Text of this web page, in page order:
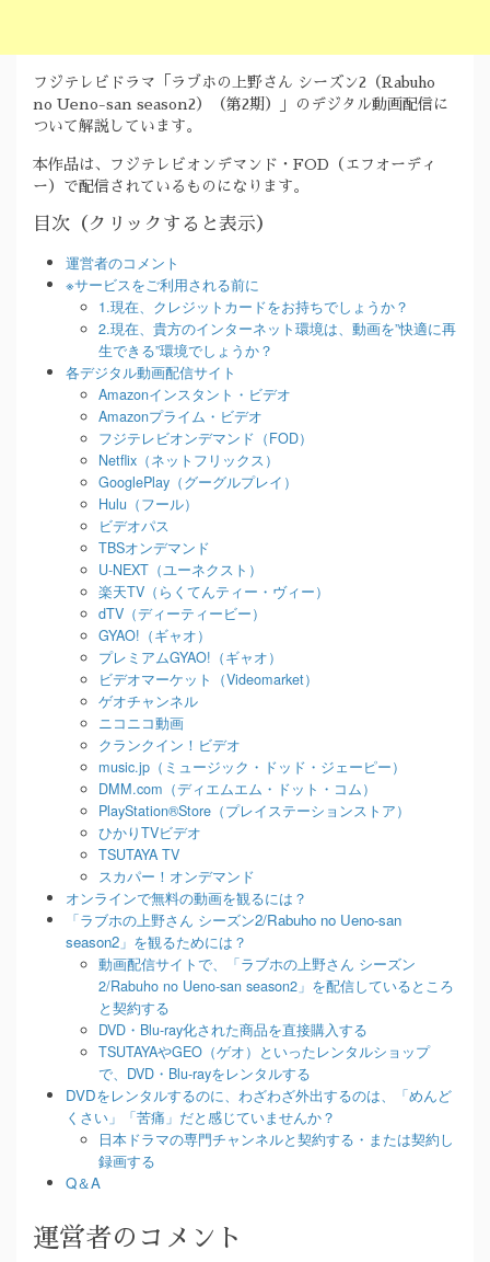
フジテレビドラマ「ラブホの上野さん シーズン2（Rabuho
no Ueno-san season2）（第2期）」のデジタル動画配信に
ついて解説しています。
本作品は、フジテレビオンデマンド・FOD（エフオーディ
ー）で配信されているものになります。
目次（クリックすると表示）
運営者のコメント
※サービスをご利用される前に
1.現在、クレジットカードをお持ちでしょうか？
2.現在、貴方のインターネット環境は、動画を”快適に再
生できる”環境でしょうか？
各デジタル動画配信サイト
Amazonインスタント・ビデオ
Amazonプライム・ビデオ
フジテレビオンデマンド（FOD）
Netflix（ネットフリックス）
GooglePlay（グーグルプレイ）
Hulu（フール）
ビデオパス
TBSオンデマンド
U-NEXT（ユーネクスト）
楽天TV（らくてんティー・ヴィー）
dTV（ディーティービー）
GYAO!（ギャオ）
プレミアムGYAO!（ギャオ）
ビデオマーケット（Videomarket）
ゲオチャンネル
ニコニコ動画
クランクイン！ビデオ
music.jp（ミュージック・ドッド・ジェーピー）
DMM.com（ディエムエム・ドット・コム）
PlayStation®Store（プレイステーションストア）
ひかりTVビデオ
TSUTAYA TV
スカパー！オンデマンド
オンラインで無料の動画を観るには？
「ラブホの上野さん シーズン2/Rabuho no Ueno-san
season2」を観るためには？
動画配信サイトで、「ラブホの上野さん シーズン
2/Rabuho no Ueno-san season2」を配信しているところ
と契約する
DVD・Blu-ray化された商品を直接購入する
TSUTAYAやGEO（ゲオ）といったレンタルショップ
で、DVD・Blu-rayをレンタルする
DVDをレンタルするのに、わざわざ外出するのは、「めんど
くさい」「苦痛」だと感じていませんか？
日本ドラマの専門チャンネルと契約する・または契約し
録画する
Q＆A
運営者のコメント